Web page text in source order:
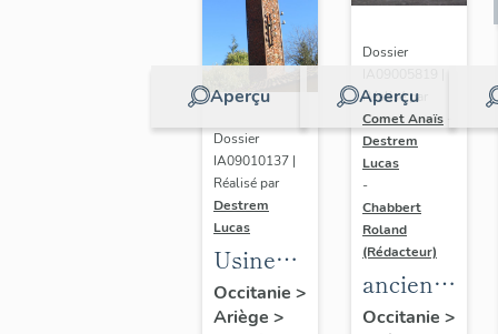
Aperçu
Dossier
IA09010137 |
Réalisé par
Destrem
Lucas
Usine
d'effilochage
textile
Occitanie >
Ariège >
Aperçu
Dossier
Réalisé par
Comet Anaïs
Destrem
Lucas
-
Chabbert
Roland
(Rédacteur)
ancien
chalet
Occitanie >